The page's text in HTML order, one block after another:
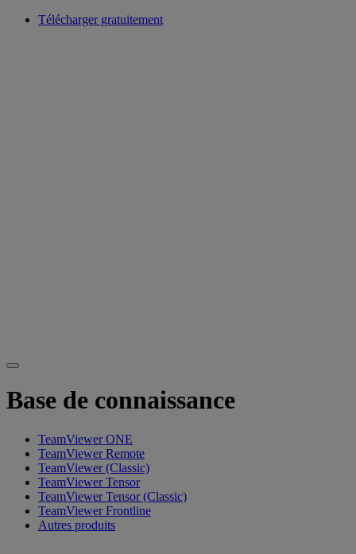
Télécharger gratuitement
Base de connaissance
TeamViewer ONE
TeamViewer Remote
TeamViewer (Classic)
TeamViewer Tensor
TeamViewer Tensor (Classic)
TeamViewer Frontline
Autres produits